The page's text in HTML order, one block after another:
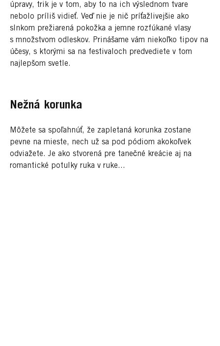
úpravy, trik je v tom, aby to na ich výslednom tvare
nebolo príliš vidieť. Veď nie je nič príťažlivejšie ako
slnkom prežiarená pokožka a jemne rozfúkané vlasy
s množstvom odleskov. Prinášame vám niekoľko tipov na
účesy, s ktorými sa na festivaloch predvediete v tom
najlepšom svetle.
Nežná korunka
Môžete sa spoľahnúť, že zapletaná korunka zostane
pevne na mieste, nech už sa pod pódiom akokoľvek
odviažete. Je ako stvorená pre tanečné kreácie aj na
romantické potulky ruka v ruke...